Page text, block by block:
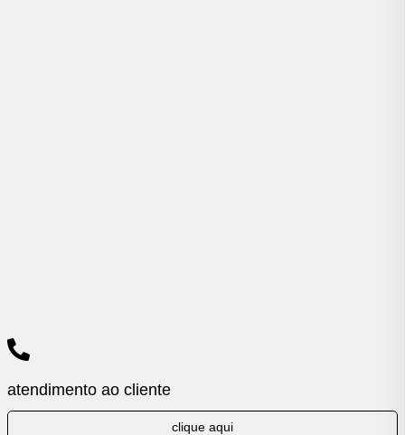
atendimento ao cliente
clique aqui